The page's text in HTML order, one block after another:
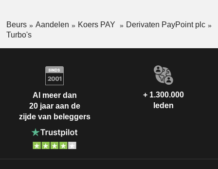
Beurs Aandelen Koers PAY
Derivaten PayPoint plc
Turbo's
Al meer dan
20 jaar aan de
zijde van beleggers
+ 1.300.000
leden